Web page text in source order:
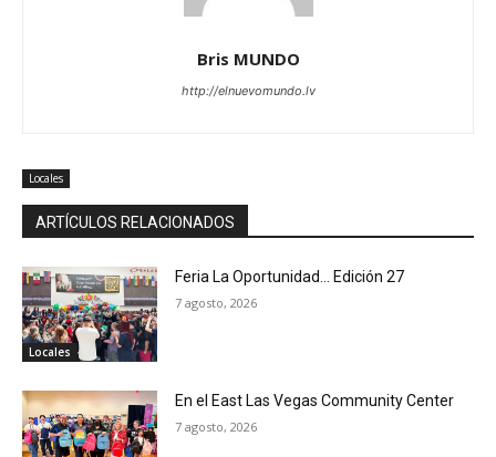
Bris MUNDO
http://elnuevomundo.lv
Locales
ARTÍCULOS RELACIONADOS
Locales
Feria La Oportunidad… Edición 27
7 agosto, 2026
En el East Las Vegas Community Center
7 agosto, 2026